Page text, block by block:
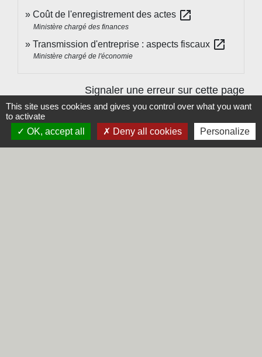
Coût de l'enregistrement des actes open_in_new
Ministère chargé des finances
Transmission d'entreprise : aspects fiscaux open_in_new
Ministère chargé de l'économie
Signaler une erreur sur cette page
This site uses cookies and gives you control over what you want
to activate
OK, accept all
Deny all cookies Personalize